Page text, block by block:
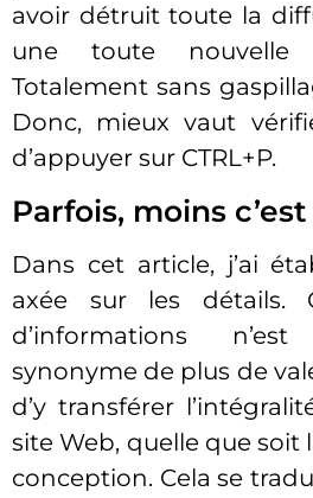
avoir détruit toute la
une toute nouvelle
Totalement sans
Donc, mieux vaut
d’appuyer sur CTRL+P.
Parfois, moins
Dans cet article, j’ai
axée sur les détails.
d’informations
synonyme de plus de
d’y transférer
site Web, quelle que soit
conception. Cela se